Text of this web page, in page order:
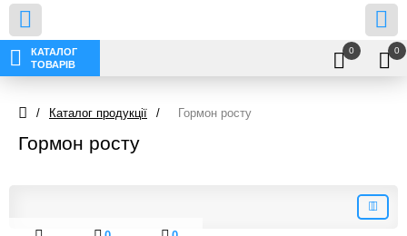
КАТАЛОГ
ТОВАРІВ
0 0
/ Каталог продукції / Гормон росту
Гормон росту